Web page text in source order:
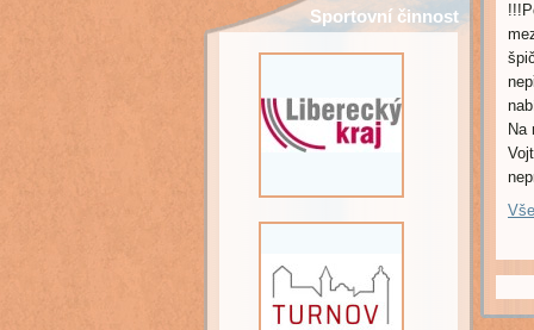
Na
Sportovní činnost
roce 2022
Liberecký kraj.